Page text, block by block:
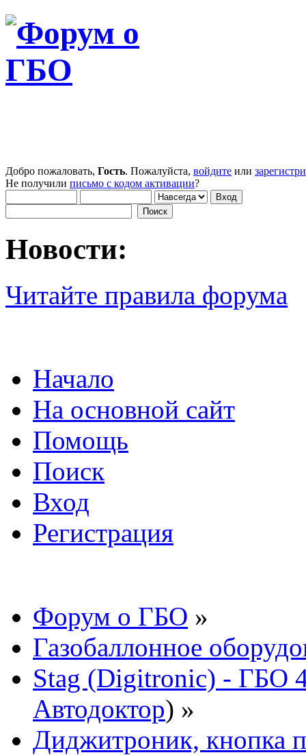
Добро пожаловать, Гость. Пожалуйста, войдите или
Не получили письмо с кодом активации?
Новости:
Читайте правила форума
Начало
На основной сайт
Помощь
Поиск
Вход
Регистрация
Форум о ГБО »
Газобаллонное
Stag (Digitronic) - ГБО
Автодоктор) »
Диджитроник, кнопка